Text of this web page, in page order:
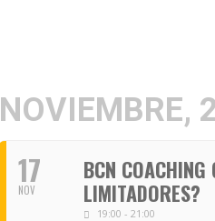
NOVIEMBRE,
17
NOV
BCN COACHING
LIMITADORES?
19:00 - 21:00